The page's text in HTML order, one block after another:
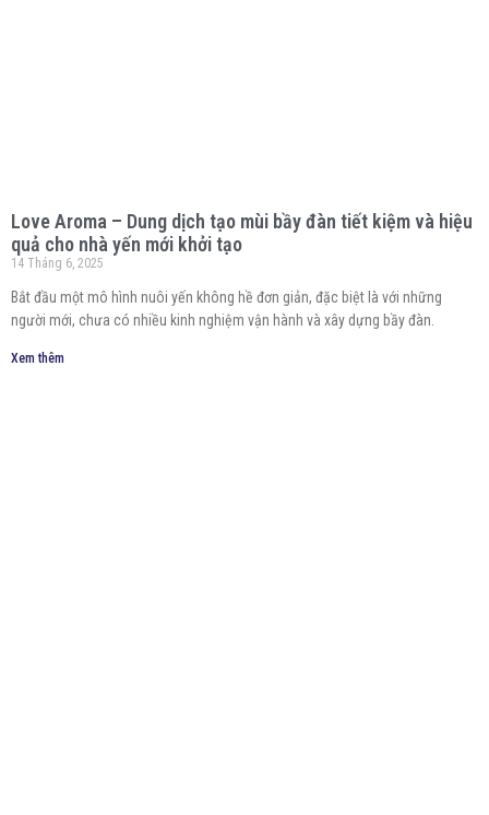
Love Aroma – Dung dịch tạo mùi bầy đàn tiết kiệm và hiệu
quả cho nhà yến mới khởi tạo
14 Tháng 6, 2025
Bắt đầu một mô hình nuôi yến không hề đơn giản, đặc biệt là với những
người mới, chưa có nhiều kinh nghiệm vận hành và xây dựng bầy đàn.
Xem thêm